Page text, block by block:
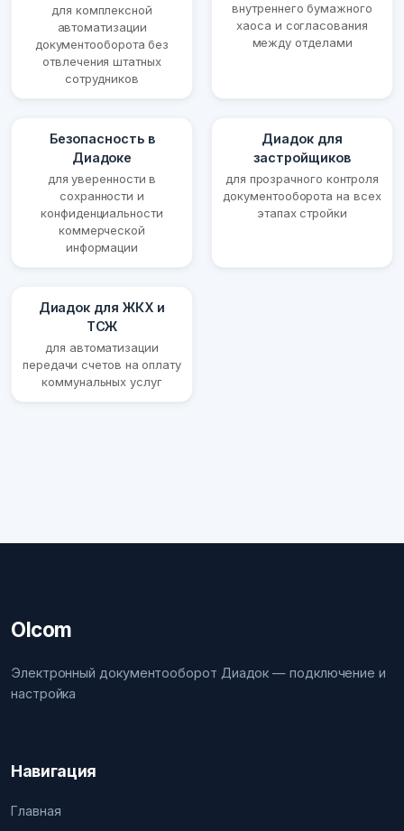
для комплексной
автоматизации
документооборота без
отвлечения штатных
сотрудников
внутреннего бумажного
хаоса и согласования
между отделами
Безопасность в
Диадоке
для уверенности в
сохранности и
конфиденциальности
коммерческой
информации
Диадок для
застройщиков
для прозрачного контроля
документооборота на всех
этапах стройки
Диадок для ЖКХ и
ТСЖ
для автоматизации
передачи счетов на оплату
коммунальных услуг
Olcom
Электронный документооборот Диадок — подключение и
настройка
Навигация
Главная